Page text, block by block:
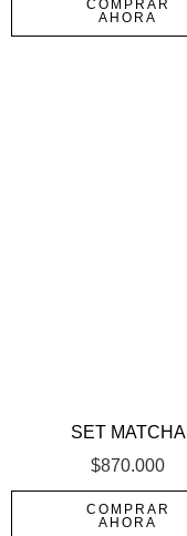
COMPRAR
AHORA
SET MATCHA
$870.000
COMPRAR
AHORA